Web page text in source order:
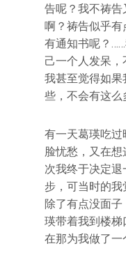
告呢？我不祷
啊？祷告似乎
有通知书呢？
己一个人发呆，
我甚至觉得如
些，不会有这么
有一天葛瑛吃
脸忧愁，又在
次我终于决定
步，可当时的
除了有点没面
瑛带着我到楼
在那为我做了一